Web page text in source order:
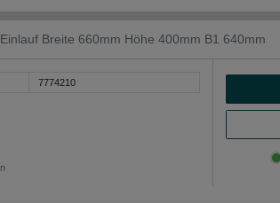
Breite 660mm Höhe 400mm B1 640mm
7774210